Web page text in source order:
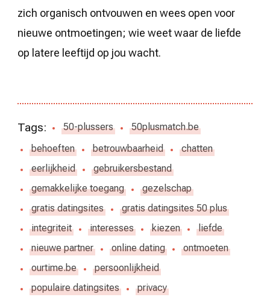
zich organisch ontvouwen en wees open voor
nieuwe ontmoetingen; wie weet waar de liefde
op latere leeftijd op jou wacht.
Tags: 50-plussers
50plusmatch.be
behoeften
betrouwbaarheid
chatten
eerlijkheid
gebruikersbestand
gemakkelijke toegang
gezelschap
gratis datingsites
gratis datingsites 50 plus
integriteit
interesses kiezen
liefde
nieuwe partner
online dating
ontmoeten
ourtime.be
persoonlijkheid
populaire datingsites
privacy